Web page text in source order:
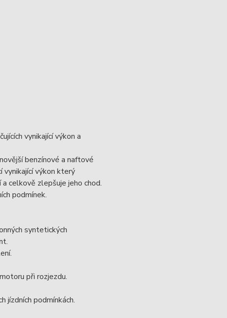
vynikající výkon a
benzínové a naftové
vynikající výkon který
celkově zlepšuje jeho chod.
podmínek.
syntetických
při rozjezdu.
jízdních podmínkách.